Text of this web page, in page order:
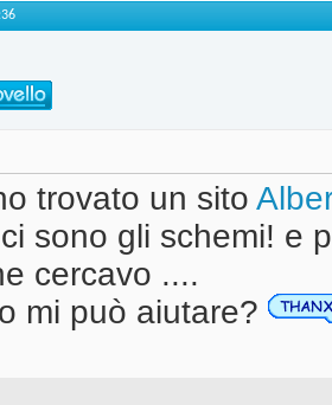
trovato un sito
sono gli schemi! e
cercavo ....
mi può aiutare?